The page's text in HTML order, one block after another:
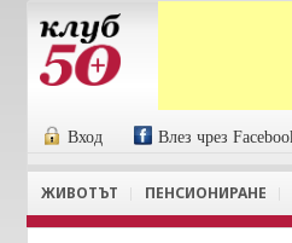
Вход Влез чрез
ЖИВОТЪТ ПЕНСИОНИРАНЕ